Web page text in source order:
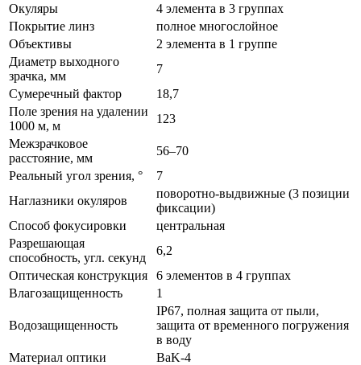
Окуляры
4 элемента в 3 группах
Покрытие линз
полное многослойное
Объективы
2 элемента в 1 группе
Диаметр выходного
зрачка, мм
7
Сумеречный фактор
18,7
Поле зрения на удалении
1000 м, м
123
Межзрачковое
расстояние, мм
56–70
Реальный угол зрения, °
7
Наглазники окуляров
поворотно-выдвижные (3 позиции
фиксации)
Способ фокусировки
центральная
Разрешающая
способность, угл. секунд
6,2
Оптическая конструкция
6 элементов в 4 группах
Влагозащищенность
1
Водозащищенность
IP67, полная защита от пыли,
защита от временного погружения
в воду
Материал оптики
BaK-4